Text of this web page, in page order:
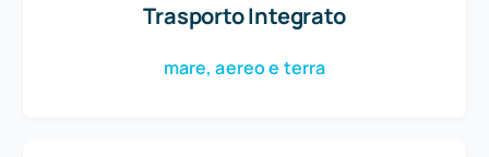
Trasporto Integrato
mare, aereo e terra